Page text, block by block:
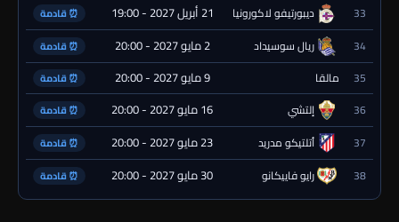
33 ديبورتيفو لاكورونيا 21 أبريل 2027 - 19:00 ⏰ قادمة
34 ريال سوسيداد 2 مايو 2027 - 20:00 ⏰ قادمة
35 مالقا 9 مايو 2027 - 20:00 ⏰ قادمة
36 إلتشي 16 مايو 2027 - 20:00 ⏰ قادمة
37 أتلتيكو مدريد 23 مايو 2027 - 20:00 ⏰ قادمة
38 رايو فاييكانو 30 مايو 2027 - 20:00 ⏰ قادمة